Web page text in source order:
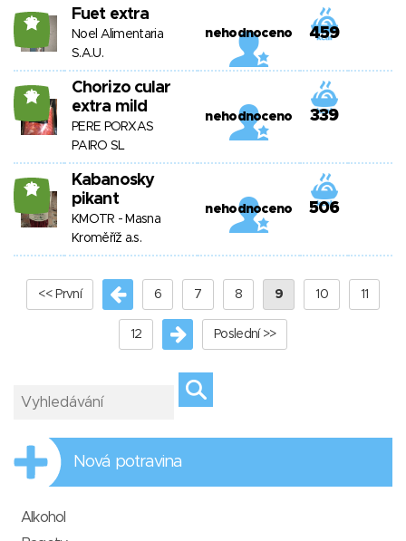
18 Fuet extra
Noel Alimentaria
S.A.U.
nehodnoceno 459
18
Chorizo cular
extra mild
PERE PORXAS
PAIRO SL
nehodnoceno 339
18
Kabanosky
pikant
KMOTR - Masna
Kroměříž a.s.
nehodnoceno 506
<< První 6 7 8 9 10 11
12 Poslední >>
Nová potravina
Alkohol